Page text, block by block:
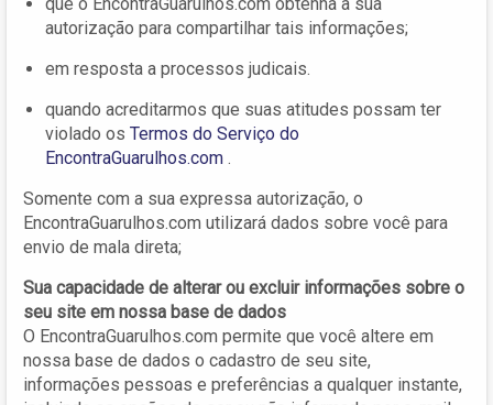
autorização para compartilhar tais informações;
em resposta a processos judicais.
quando acreditarmos que suas atitudes possam ter
violado os Termos do Serviço do
EncontraGuarulhos.com .
Somente com a sua expressa autorização, o
EncontraGuarulhos.com utilizará dados sobre você para
envio de mala direta;
Sua capacidade de alterar ou excluir informações sobre o
seu site em nossa base de dados
O EncontraGuarulhos.com permite que você altere em
nossa base de dados o cadastro de seu site,
informações pessoas e preferências a qualquer instante,